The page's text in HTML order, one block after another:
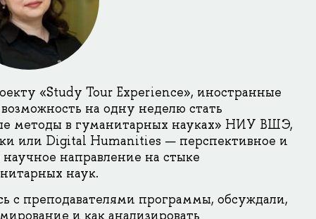
«Study Tour Experience», иностранные
на одну неделю стать
методы в гуманитарных науках» НИУ ВШЭ,
или Digital Humanities — перспективное и
направление на стыке
наук.
с преподавателями программы, обсуждали,
и как анализировать